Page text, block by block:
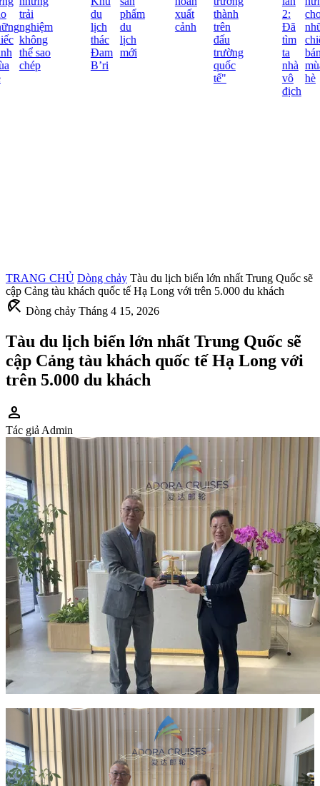
trải
nghiệm
không
thể sao
chép
du
lịch
thác
Đam
B’ri
phẩm
du
lịch
mới
xuất
cảnh
thành
trên
đấu
trường
quốc
tế"
2:
Đã
tìm
ta
nhà
vô
địch
cho
hè
TRANG CHỦ Dòng chảy Tàu du lịch biển lớn nhất Trung Quốc sẽ
cập Cảng tàu khách quốc tế Hạ Long với trên 5.000 du khách
beach_access Dòng chảy Tháng 4 15, 2026
Tàu du lịch biển lớn nhất Trung Quốc sẽ
cập Cảng tàu khách quốc tế Hạ Long với
trên 5.000 du khách
person
Tác giả Admin